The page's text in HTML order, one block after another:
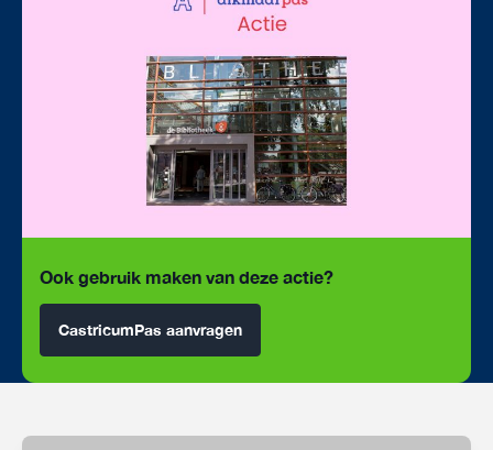
Ook gebruik maken van deze actie?
CastricumPas aanvragen